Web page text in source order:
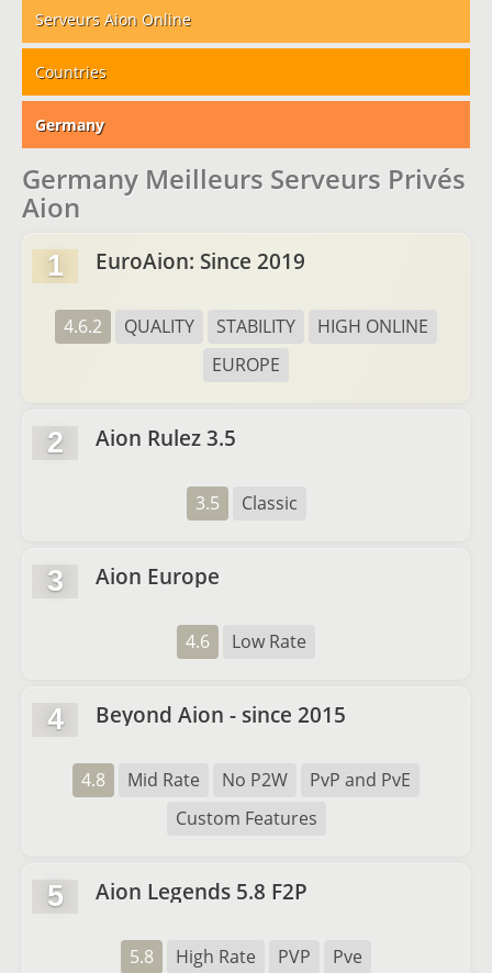
Serveurs Aion Online
Countries
Germany
Germany Meilleurs Serveurs Privés
Aion
1 EuroAion: Since 2019
4.6.2 QUALITY STABILITY
HIGH ONLINE
EUROPE
2 Aion Rulez 3.5
3.5 Classic
3 Aion Europe
4.6 Low Rate
4 Beyond Aion - since 2015
4.8 Mid Rate No P2W
PvP and PvE
Custom Features
5 Aion Legends 5.8 F2P
5.8 High Rate PVP Pve